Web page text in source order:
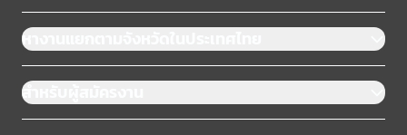
หางานแยกตามจังหวัดในประเทศไทย
สำหรับผู้สมัครงาน